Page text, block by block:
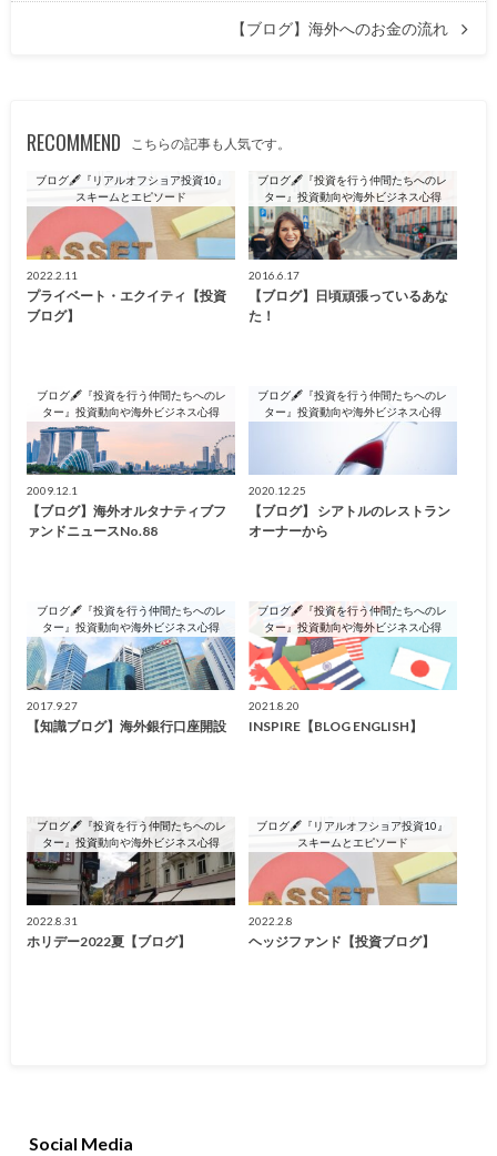
【ブログ】海外へのお金の流れ
RECOMMEND こちらの記事も人気です。
ブログ🖋『リアルオフショア投資10』
スキームとエピソード
2022.2.11
プライベート・エクイティ【投資
ブログ】
ブログ🖋『投資を行う仲間たちへのレ
ター』投資動向や海外ビジネス心得
2016.6.17
【ブログ】日頃頑張っているあな
た！
ブログ🖋『投資を行う仲間たちへのレ
ター』投資動向や海外ビジネス心得
2009.12.1
【ブログ】海外オルタナティブフ
ァンドニュースNo.88
ブログ🖋『投資を行う仲間たちへのレ
ター』投資動向や海外ビジネス心得
2020.12.25
【ブログ】 シアトルのレストラン
オーナーから
ブログ🖋『投資を行う仲間たちへのレ
ター』投資動向や海外ビジネス心得
2017.9.27
【知識ブログ】海外銀行口座開設
ブログ🖋『投資を行う仲間たちへのレ
ター』投資動向や海外ビジネス心得
2021.8.20
INSPIRE【BLOG ENGLISH】
ブログ🖋『投資を行う仲間たちへのレ
ター』投資動向や海外ビジネス心得
2022.8.31
ホリデー2022夏【ブログ】
ブログ🖋『リアルオフショア投資10』
スキームとエピソード
2022.2.8
ヘッジファンド【投資ブログ】
Social Media